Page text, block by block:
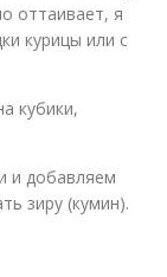
оттаивает, я
курицы или с
кубики,
и добавляем
зиру (кумин).